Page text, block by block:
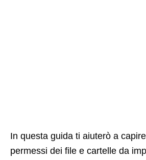
In questa guida ti aiuterò a
permessi dei file e cartelle da